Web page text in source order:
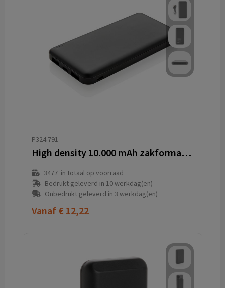
P324.791
High density 10.000 mAh zakformaat powerbank
3477in totaal op voorraad
Bedrukt geleverd in 10 werkdag(en)
Onbedrukt geleverd in 3 werkdag(en)
Vanaf € 12,22